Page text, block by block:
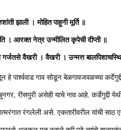
झाली । मोहित पाहूनी मूर्ति ॥
। आरक्त नेत्र उन्मीलित कृपेची दीप्ती ॥
वैखरी । वैखरी । उन्मत्त
हे पार्श्ववाड गाव सोडून बेळगावजवळच्या
रीसपुरी असेही याचे नाव आहे. कर्डेगुद्दी
रंगलेली असे. एकतारीवरील यांची साठ